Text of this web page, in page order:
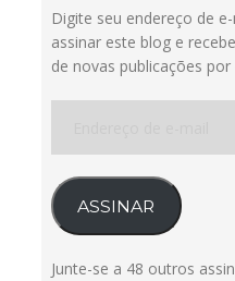
Digite seu endereço de
assinar este blog e
de novas publicações por
e-
mail
ASSINAR
Junte-se a 48 outros